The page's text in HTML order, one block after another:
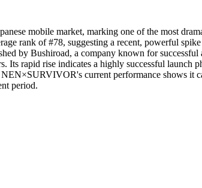
mobile market, marking one of the most
rank of #78, suggesting a recent, powerful
by Bushiroad, a company known for successful
rapid rise indicates a highly successful launch
current performance shows it
period.